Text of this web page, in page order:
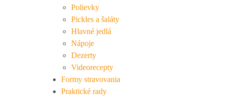
Polievky
Pickles a šaláty
Hlavné jedlá
Nápoje
Dezerty
Videorecepty
Formy stravovania
Praktické rady